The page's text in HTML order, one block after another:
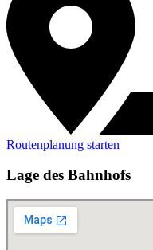
Routenplanung starten
Lage des Bahnhofs